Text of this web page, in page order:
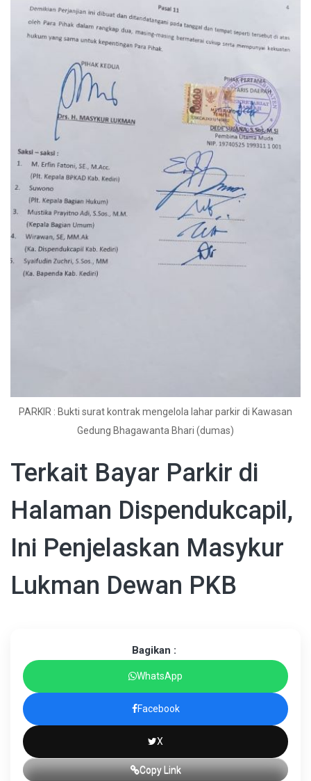
PARKIR : Bukti surat kontrak mengelola lahar parkir di Kawasan
Gedung Bhagawanta Bhari (dumas)
Terkait Bayar Parkir di
Halaman Dispendukcapil,
Ini Penjelaskan Masykur
Lukman Dewan PKB
Bagikan :
WhatsApp
Facebook
X
Copy Link